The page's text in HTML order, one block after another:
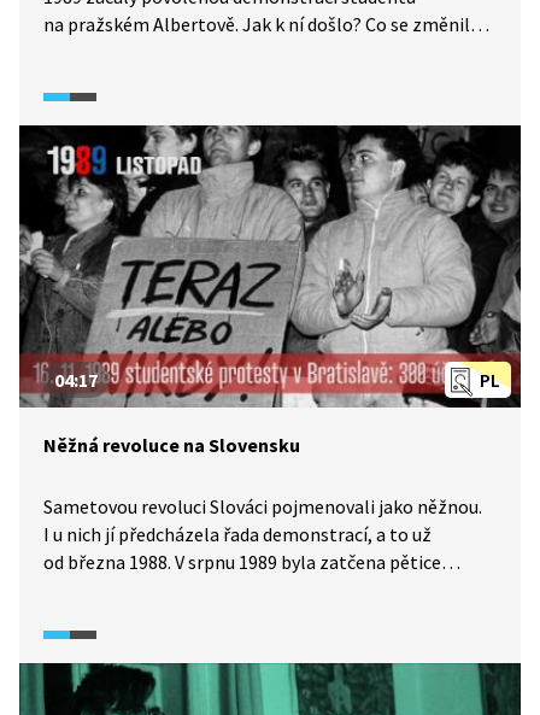
na pražském Albertově. Jak k ní došlo? Co se změnilo,
a tváří revoluce, Moniky Pajerové, Pavla Žáčka
a Martina Klímy.
PL
04:17
Něžná revoluce na Slovensku
Sametovou revoluci Slováci pojmenovali jako něžnou.
I u nich jí předcházela řada demonstrací, a to už
od března 1988. V srpnu 1989 byla zatčena pětice
a vzniklo hnutí Veřejnost proti násilí, které
spolupracovalo s českým Občanským fórem. Hnutí
podpořilo Václava Havla na pozici prezidenta